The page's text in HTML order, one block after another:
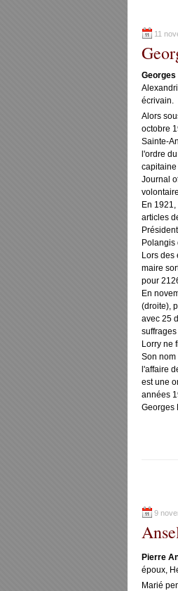
11
écrivain.
Alors
octobre
Sainte-
l'ordre
capitaine
Journal
En
articles
Polangis
Lors des
maire
pour
En
(droite),
avec 25
Lorry ne
Son nom
l'affaire
est une
années
Georges
9
Pierre
époux,
Marié